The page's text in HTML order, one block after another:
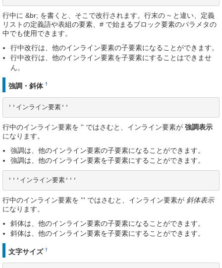
行中に &br; を書くと、そこで改行されます。行末の ~ と違い、定義
リストの定義語や表組の要素、# で始まるブロック要素のパラメタの
中でも使用できます。
行中改行は、他のインライン要素の子要素になることができます。
行中改行は、他のインライン要素を子要素にすることはできませ
ん。
強調・斜体 †
''インライン要素''
行中のインライン要素を '' ではさむと、インライン要素が 強調表示
になります。
強調は、他のインライン要素の子要素になることができます。
強調は、他のインライン要素を子要素にすることができます。
'''インライン要素'''
行中のインライン要素を ''' ではさむと、インライン要素が 斜体表示
になります。
斜体は、他のインライン要素の子要素になることができます。
斜体は、他のインライン要素を子要素にすることができます。
文字サイズ †